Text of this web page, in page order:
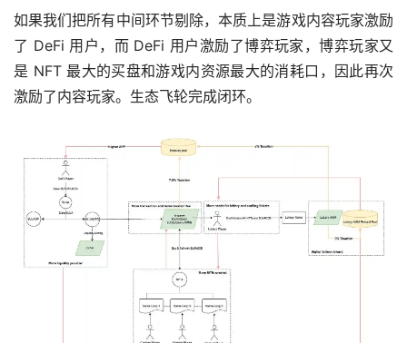
如果我们把所有中间环节剔除，本质上是游戏内容玩家激励
了 DeFi 用户，而 DeFi 用户激励了博弈玩家，博弈玩家又
是 NFT 最大的买盘和游戏内资源最大的消耗口，因此再次
激励了内容玩家。生态飞轮完成闭环。